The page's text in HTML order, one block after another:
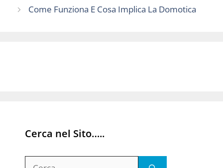
Come Funziona E Cosa Implica La Domotica
Cerca nel Sito…..